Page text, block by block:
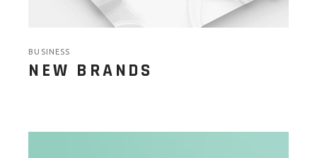
BUSINESS
NEW BRANDS